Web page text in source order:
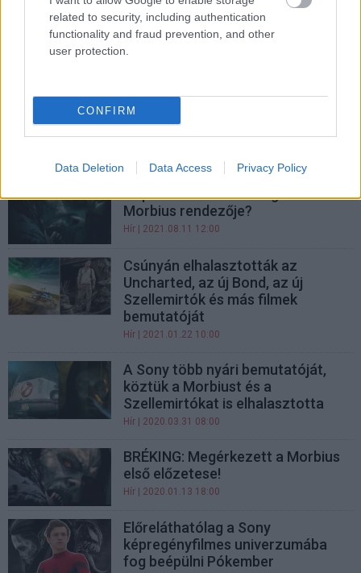
related to security, including authentication
functionality and fraud prevention, and other
user protection.
CONFIRM
Data Deletion Data Access Privacy Policy
A stílus vagy a tartalom
fontosabb? - PuliCast
Elmosódik a határ hős és gonosz
között a Morbius legújabb
előzetesében
| 2021.11.02 14:45
Elspoilerezte volna magát a
Morbius rendezője?
Hír | 2021.08.11 12:00
Csúnyán elhalasztották az
Uncharted, az új Bond, az új
Szellemirtók és más filmek
bemutatóját
Hír | 2021.01.22 10:00
A Sony több nyári bemutatóját,
köztük a Morbiust és a
Szellemirtókat is elhalasztotta
Hír | 2020.03.31 08:00
BRÉKING: Megérkezett a Morbius
első előzetese!
Hír | 2020.01.13 18:00
Előreláthatólag a Sony
képregényfilmes univerzumába
fog beépülni Pókember